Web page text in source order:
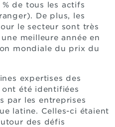
de tous les actifs
De plus, les
le secteur sont très
meilleure année en
mondiale du prix du
expertises des
ont été identifiées
par les entreprises
latine. Celles-ci étaient
des défis